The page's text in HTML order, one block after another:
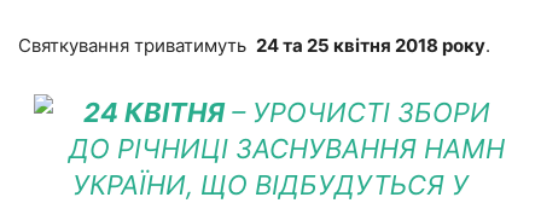
Святкування триватимуть 24 та 25 квітня 2018 року.
24 КВІТНЯ– УРОЧИСТІ ЗБОРИ
ДО РІЧНИЦІ ЗАСНУВАННЯ НАМН
УКРАЇНИ, ЩО ВІДБУДУТЬСЯ У